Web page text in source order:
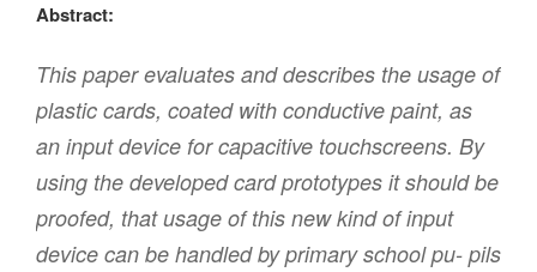
Abstract:
This paper evaluates and describes the usage of
plastic cards, coated with conductive paint, as
an input device for capacitive touchscreens. By
using the developed card prototypes it should be
proofed, that usage of this new kind of input
device can be handled by primary school pu- pils